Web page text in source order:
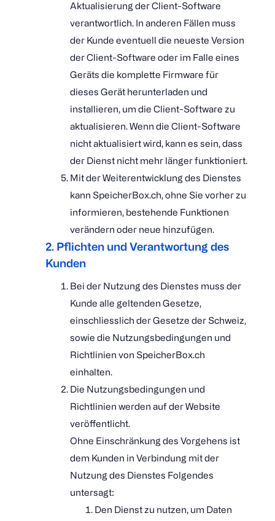
Aktualisierung der Client-Software
verantwortlich. In anderen Fällen muss
der Kunde eventuell die neueste Version
der Client-Software oder im Falle eines
Geräts die komplette Firmware für
dieses Gerät herunterladen und
installieren, um die Client-Software zu
aktualisieren. Wenn die Client-Software
nicht aktualisiert wird, kann es sein, dass
der Dienst nicht mehr länger funktioniert.
Mit der Weiterentwicklung des Dienstes
kann SpeicherBox.ch, ohne Sie vorher zu
informieren, bestehende Funktionen
verändern oder neue hinzufügen.
2. Pflichten und Verantwortung des
Kunden
Bei der Nutzung des Dienstes muss der
Kunde alle geltenden Gesetze,
einschliesslich der Gesetze der Schweiz,
sowie die Nutzungsbedingungen und
Richtlinien von SpeicherBox.ch
einhalten.
Die Nutzungsbedingungen und
Richtlinien werden auf der Website
veröffentlicht.
Ohne Einschränkung des Vorgehens ist
dem Kunden in Verbindung mit der
Nutzung des Dienstes Folgendes
untersagt:
Den Dienst zu nutzen, um Daten